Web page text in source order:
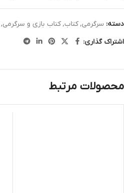
دسته: سرگرمی, کتاب, کتاب بازی و سرگرمی,
اشتراک گذاری:
محصولات مرتبط